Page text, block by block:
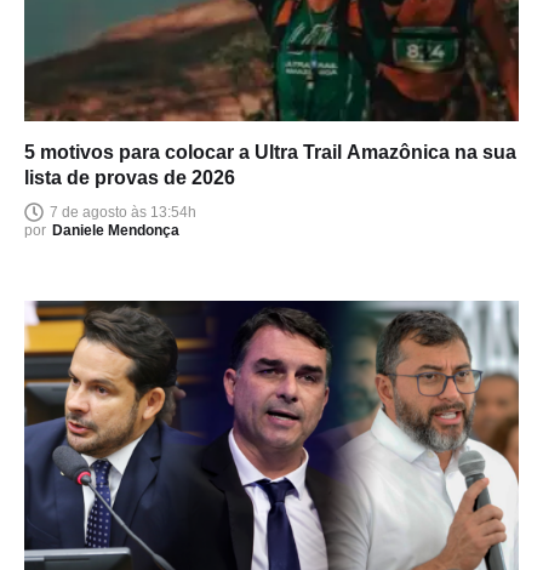
5 motivos para colocar a Ultra Trail Amazônica na sua
lista de provas de 2026
7 de agosto às 13:54h
por Daniele Mendonça